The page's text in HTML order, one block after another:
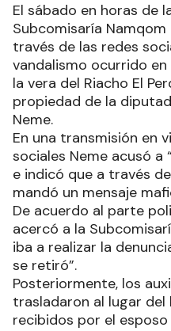
El sábado en horas de
Subcomisaría
través de las redes
vandalismo ocurrido
la vera del Riacho El
propiedad de la
Neme.
En una transmisión en
sociales Neme acusó a
e indicó que a través
mandó un mensaje
De acuerdo al parte
acercó a la
iba a realizar la
se retiró”.
Posteriormente, los
trasladaron al lugar del
recibidos por el